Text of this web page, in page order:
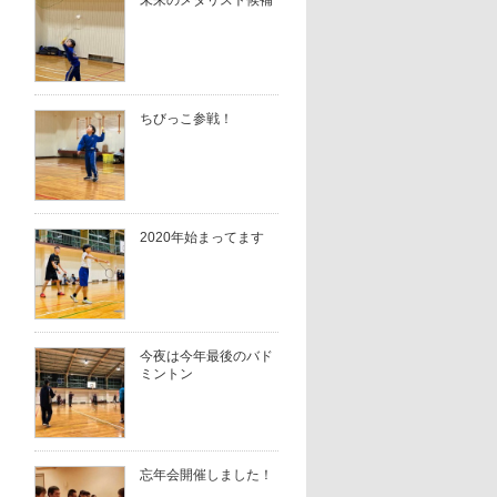
ちびっこ参戦！
2020年始まってます
今夜は今年最後のバド
ミントン
忘年会開催しました！